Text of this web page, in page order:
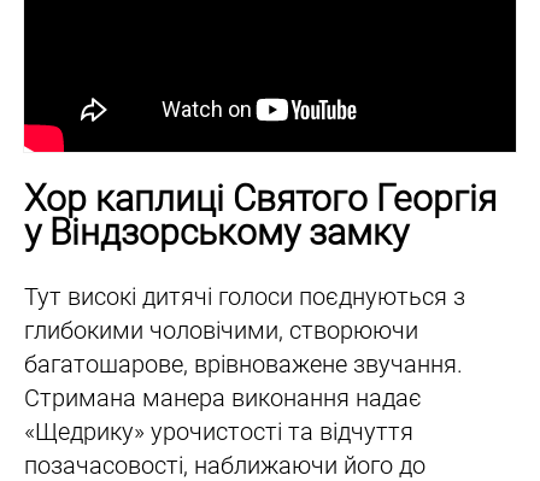
Хор каплиці Святого Георгія
у Віндзорському замку
Тут високі дитячі голоси поєднуються з
глибокими чоловічими, створюючи
багатошарове, врівноважене звучання.
Стримана манера виконання надає
«Щедрику» урочистості та відчуття
позачасовості, наближаючи його до